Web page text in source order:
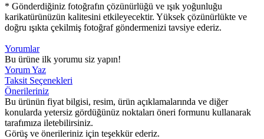
* Gönderdiğiniz fotoğrafın çözünürlüğü ve ışık yoğunluğu
karikatürünüzün kalitesini etkileyecektir. Yüksek çözünürlükte ve
doğru ışıkta çekilmiş fotoğraf göndermenizi tavsiye ederiz.
Yorumlar
Bu ürüne ilk yorumu siz yapın!
Yorum Yaz
Taksit Seçenekleri
Önerileriniz
Bu ürünün fiyat bilgisi, resim, ürün açıklamalarında ve diğer
konularda yetersiz gördüğünüz noktaları öneri formunu kullanarak
tarafımıza iletebilirsiniz.
Görüş ve önerileriniz için teşekkür ederiz.